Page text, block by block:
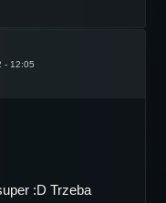
- 12:05
:D Trzeba